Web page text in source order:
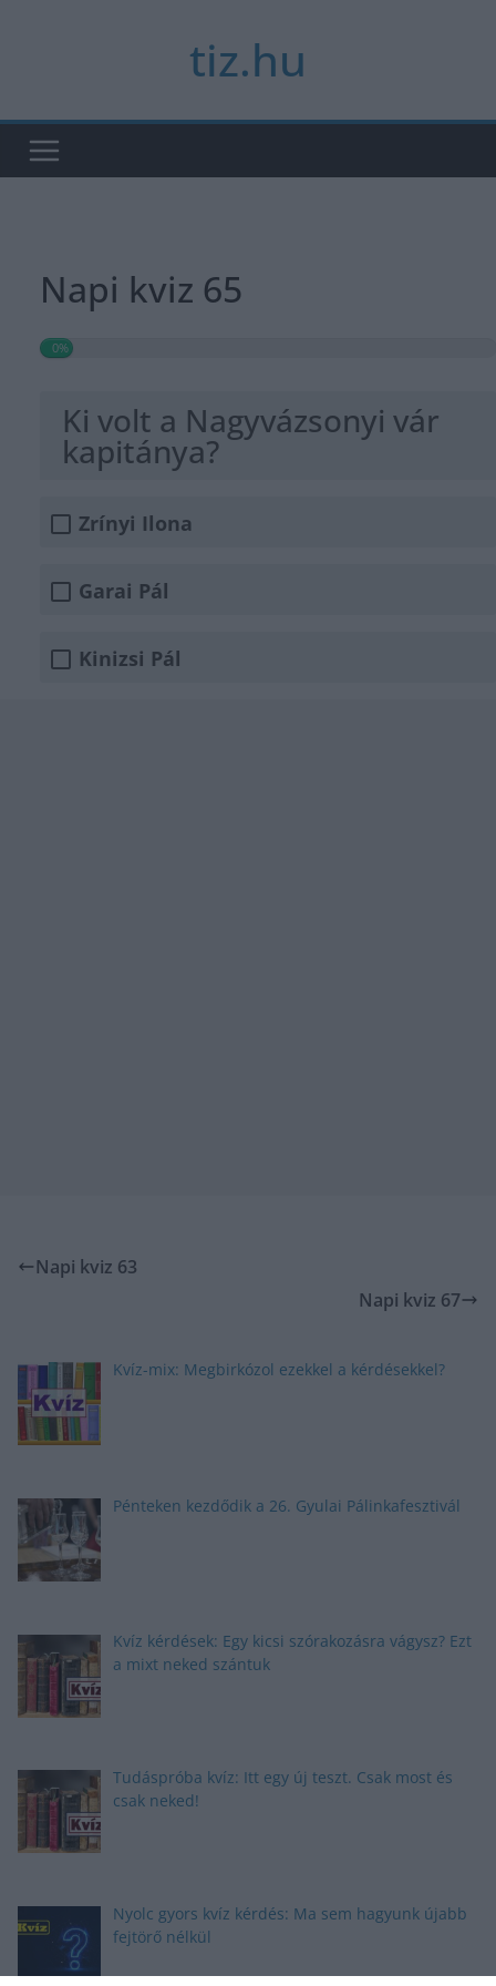
tiz.hu
Napi kviz 65
0%
Ki volt a Nagyvázsonyi vár
kapitánya?
Zrínyi Ilona
Garai Pál
Kinizsi Pál
Napi kviz 63
Napi kviz 67
Kvíz-mix: Megbirkózol ezekkel a kérdésekkel?
Pénteken kezdődik a 26. Gyulai Pálinkafesztivál
Kvíz kérdések: Egy kicsi szórakozásra vágysz? Ezt
a mixt neked szántuk
Tudáspróba kvíz: Itt egy új teszt. Csak most és
csak neked!
Nyolc gyors kvíz kérdés: Ma sem hagyunk újabb
fejtörő nélkül